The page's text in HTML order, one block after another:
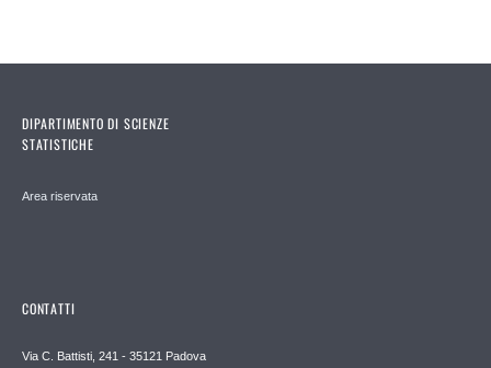
DIPARTIMENTO DI SCIENZE
STATISTICHE
Area riservata
CONTATTI
Via C. Battisti, 241 - 35121 Padova